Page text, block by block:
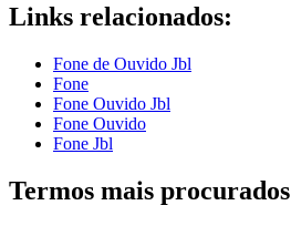
Links relacionados:
Fone de Ouvido Jbl
Fone
Fone Ouvido Jbl
Fone Ouvido
Fone Jbl
Termos mais procurados